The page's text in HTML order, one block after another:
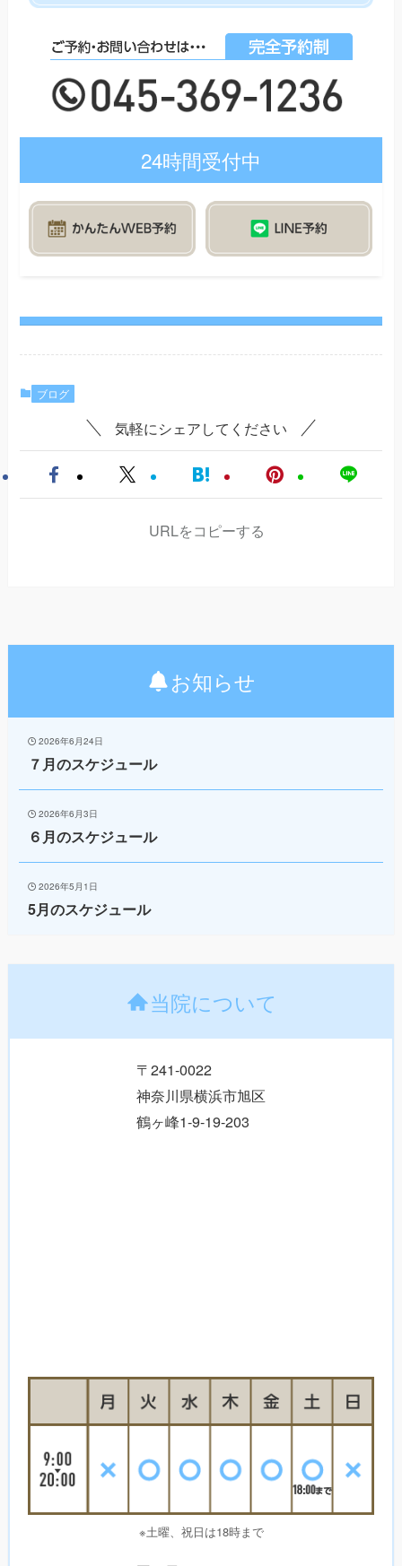
24時間受付中
ブログ
気軽にシェアしてください
URLをコピーする
お知らせ
2026年6月24日
７月のスケジュール
2026年6月3日
６月のスケジュール
2026年5月1日
5月のスケジュール
当院について
〒241-0022
神奈川県横浜市旭区
鶴ヶ峰1-9-19-203
※土曜、祝日は18時まで